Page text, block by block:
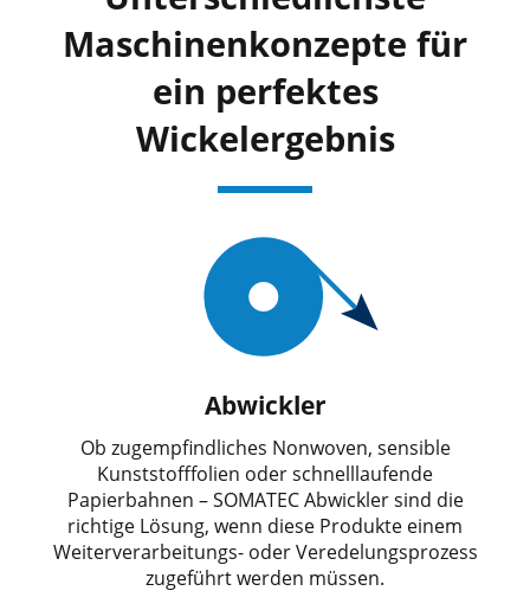
Maschinenkonzepte für
ein perfektes
Wickelergebnis
Abwickler
Ob zugempfindliches Nonwoven, sensible
Kunststofffolien oder schnelllaufende
Papierbahnen – SOMATEC Abwickler sind die
richtige Lösung, wenn diese Produkte einem
Weiterverarbeitungs- oder Veredelungsprozess
zugeführt werden müssen.